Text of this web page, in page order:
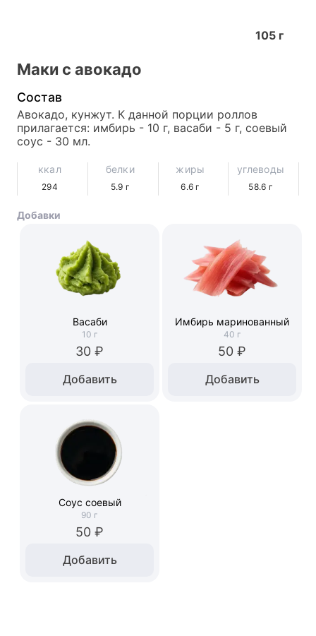
105 г
Маки с авокадо
Состав
Авокадо, кунжут. К данной порции роллов
прилагается: имбирь - 10 г, васаби - 5 г, соевый
соус - 30 мл.
ккал
294
белки
5.9 г
жиры
6.6 г
углеводы
58.6 г
Добавки
Васаби
10 г
30 ₽
Добавить
Имбирь маринованный
40 г
50 ₽
Добавить
Соус соевый
90 г
50 ₽
Добавить